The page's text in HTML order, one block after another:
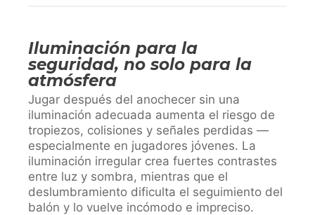
Iluminación para la
seguridad, no solo para la
atmósfera
Jugar después del anochecer sin una
iluminación adecuada aumenta el riesgo de
tropiezos, colisiones y señales perdidas —
especialmente en jugadores jóvenes. La
iluminación irregular crea fuertes contrastes
entre luz y sombra, mientras que el
deslumbramiento dificulta el seguimiento del
balón y lo vuelve incómodo e impreciso.